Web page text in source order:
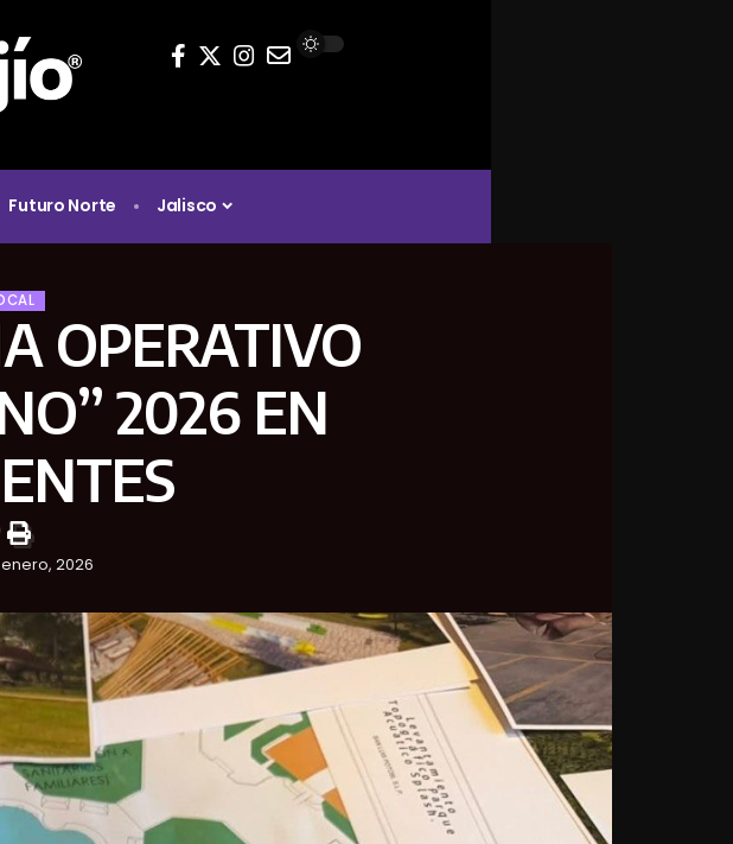
Futuro Norte Jalisco
OPERATIVO
2026 EN
2026